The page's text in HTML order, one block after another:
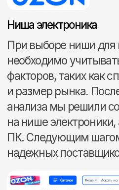
Заказать
от 50.000 ₽
Один маркетплейс
от 90.000 ₽
Два маркетплейса
Аналитика продаж
Анализ эффективности
каналов продвижения
Оптимизация стратегии
продвижения